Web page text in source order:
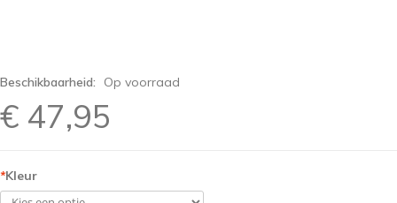
Beschikbaarheid: Op voorraad
€ 47,95
*Kleur